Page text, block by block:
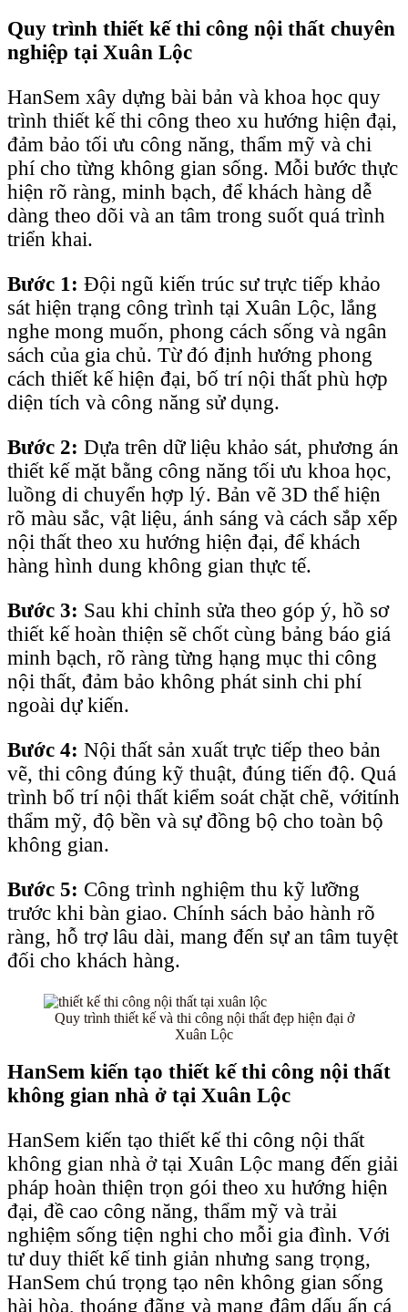
Quy trình thiết kế thi công nội thất chuyên
nghiệp tại Xuân Lộc
HanSem xây dựng bài bản và khoa học quy
trình thiết kế thi công theo xu hướng hiện đại,
đảm bảo tối ưu công năng, thẩm mỹ và chi
phí cho từng không gian sống. Mỗi bước thực
hiện rõ ràng, minh bạch, để khách hàng dễ
dàng theo dõi và an tâm trong suốt quá trình
triển khai.
Bước 1: Đội ngũ kiến trúc sư trực tiếp khảo
sát hiện trạng công trình tại Xuân Lộc, lắng
nghe mong muốn, phong cách sống và ngân
sách của gia chủ. Từ đó định hướng phong
cách thiết kế hiện đại, bố trí nội thất phù hợp
diện tích và công năng sử dụng.
Bước 2: Dựa trên dữ liệu khảo sát, phương án
thiết kế mặt bằng công năng tối ưu khoa học,
luồng di chuyển hợp lý. Bản vẽ 3D thể hiện
rõ màu sắc, vật liệu, ánh sáng và cách sắp xếp
nội thất theo xu hướng hiện đại, để khách
hàng hình dung không gian thực tế.
Bước 3: Sau khi chỉnh sửa theo góp ý, hồ sơ
thiết kế hoàn thiện sẽ chốt cùng bảng báo giá
minh bạch, rõ ràng từng hạng mục thi công
nội thất, đảm bảo không phát sinh chi phí
ngoài dự kiến.
Bước 4: Nội thất sản xuất trực tiếp theo bản
vẽ, thi công đúng kỹ thuật, đúng tiến độ. Quá
trình bố trí nội thất kiểm soát chặt chẽ, vớitính
thẩm mỹ, độ bền và sự đồng bộ cho toàn bộ
không gian.
Bước 5: Công trình nghiệm thu kỹ lưỡng
trước khi bàn giao. Chính sách bảo hành rõ
ràng, hỗ trợ lâu dài, mang đến sự an tâm tuyệt
đối cho khách hàng.
Quy trình thiết kế và thi công nội thất đẹp hiện đại ở
Xuân Lộc
HanSem kiến tạo thiết kế thi công nội thất
không gian nhà ở tại Xuân Lộc
HanSem kiến tạo thiết kế thi công nội thất
không gian nhà ở tại Xuân Lộc mang đến giải
pháp hoàn thiện trọn gói theo xu hướng hiện
đại, đề cao công năng, thẩm mỹ và trải
nghiệm sống tiện nghi cho mỗi gia đình. Với
tư duy thiết kế tinh giản nhưng sang trọng,
HanSem chú trọng tạo nên không gian sống
hài hòa, thoáng đãng và mang đậm dấu ấn cá